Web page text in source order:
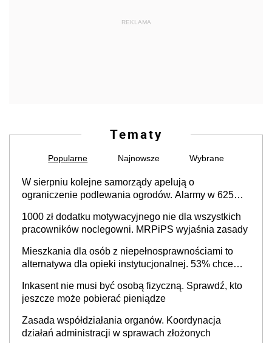
REKLAMA
Tematy
Popularne Najnowsze Wybrane
W sierpniu kolejne samorządy apelują o
ograniczenie podlewania ogrodów. Alarmy w 625
cały kraj
1000 zł dodatku motywacyjnego nie dla wszystkich
pracowników noclegowni. MRPiPS wyjaśnia zasady
Mieszkania dla osób z niepełnosprawnościami to
alternatywa dla opieki instytucjonalnej. 53% chce
Inkasent nie musi być osobą fizyczną. Sprawdź, kto
jeszcze może pobierać pieniądze
Zasada współdziałania organów. Koordynacja
działań administracji w sprawach złożonych